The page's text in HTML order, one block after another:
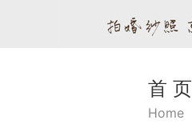
首 页
Home